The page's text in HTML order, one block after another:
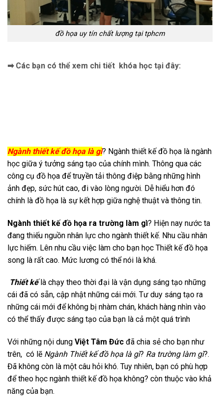
đồ họa uy tín chất lượng tại tphcm
➡ Các bạn có thể xem chi tiết khóa học tại đây:
Ngành thiết kế đồ họa là gì? Ngành thiết kế đồ họa là ngành
học giữa ý tưởng sáng tạo của chính mình. Thông qua các
công cụ đồ họa để truyền tải thông điệp bằng những hình
ảnh đẹp, sức hút cao, đi vào lòng người. Dễ hiểu hơn đó
chính là đồ họa là sự kết hợp giữa nghệ thuật và thông tin.
Ngành thiết kế đồ họa ra trường làm gì? Hiện nay nước ta
đang thiếu nguồn nhân lực cho ngành thiết kế. Nhu cầu nhân
lực hiếm. Lên nhu cầu việc làm cho bạn học Thiết kế đồ họa
song là rất cao. Mức lương có thể nói là khá.
Thiết kếlà chạy theo thời đại là vận dụng sáng tạo những
cái đã có sẵn, cập nhật những cái mới. Tư duy sáng tạo ra
những cái mới để không bị nhàm chán, khách hàng nhìn vào
có thể thấy được sáng tạo của bạn là cả một quá trình
Với những nội dung Việt Tâm Đức đã chia sẻ cho bạn như
trên, có lẽ Ngành Thiết kế đồ họa là gì? Ra trường làm gì?.
Đã không còn là một câu hỏi khó. Tuy nhiên, bạn có phù hợp
để theo học ngành thiết kế đồ họa không? còn thuộc vào khả
năng của bạn.